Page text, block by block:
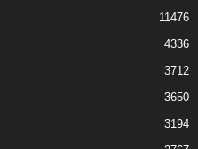
11476
4336
3712
3650
3194